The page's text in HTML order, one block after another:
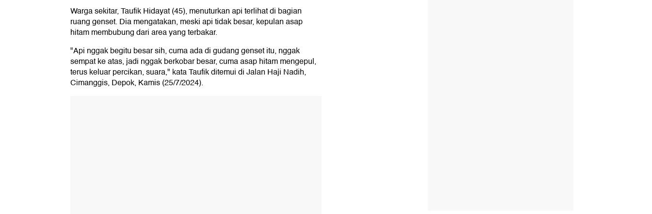
Warga sekitar, Taufik Hidayat (45), menuturkan api terlihat di bagian
ruang genset. Dia mengatakan, meski api tidak besar, kepulan asap
hitam membubung dari area yang terbakar.
"Api nggak begitu besar sih, cuma ada di gudang genset itu, nggak
sempat ke atas, jadi nggak berkobar besar, cuma asap hitam mengepul,
terus keluar percikan, suara," kata Taufik ditemui di Jalan Haji Nadih,
Cimanggis, Depok, Kamis (25/7/2024).